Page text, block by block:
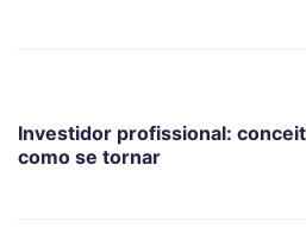
Investidor profissional:
como se tornar